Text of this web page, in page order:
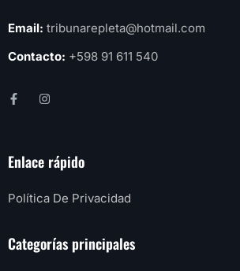
Email: tribunarepleta@hotmail.com
Contacto: +598 91 611 540
Enlace rápido
Política De Privacidad
Categorías principales